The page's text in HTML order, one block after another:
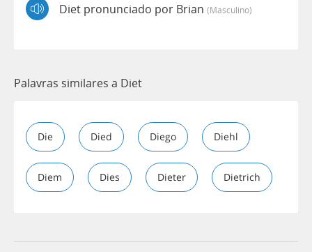
Diet pronunciado por Brian (masculino)
Palavras similares a Diet
Die Died Diego Diehl
Diem Dies Dieter Dietrich